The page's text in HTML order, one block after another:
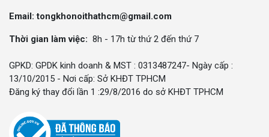
Email: tongkhonoithathcm@gmail.com
Thời gian làm việc: 8h - 17h từ thứ 2 đến thứ 7
GPKD: GPDK kinh doanh & MST : 0313487247- Ngày cấp :
13/10/2015 - Nơi cấp: Sở KHĐT TPHCM
Đăng ký thay đổi lần 1 :29/8/2016 do sở KHĐT TPHCM